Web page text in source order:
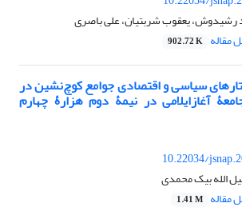
رشیدوش، یعقوب شربتیان، علی باصری
مقاله 902.72 K
سیاسی و اقتصادی جوامع کوچ‌نشین در
آغازایلامی در نیمۀ دوم هزارۀ چهارم
10.22034/
الله بیک محمدی
مقاله 1.41 M